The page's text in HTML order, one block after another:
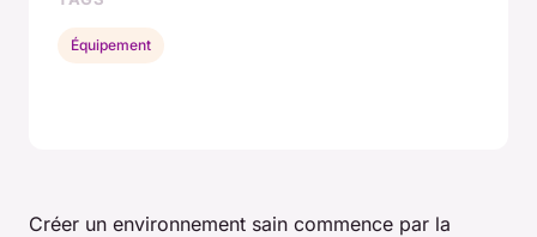
Créer un environnement sain commence par la
Équipement